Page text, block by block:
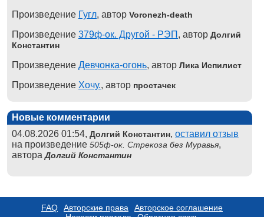
Произведение Гугл, автор Voronezh-death
Произведение 379ф-ок. Другой - РЭП , автор Долгий
Константин
Произведение Девчонка-огонь, автор Лика Испилист
Произведение Хочу., автор простачек
Новые комментарии
04.08.2026 01:54, Долгий Константин, оставил отзыв
на произведение 505ф-ок. Стрекоза без Муравья,
автораДолгий Константин
FAQ Авторские права
Авторское соглашение